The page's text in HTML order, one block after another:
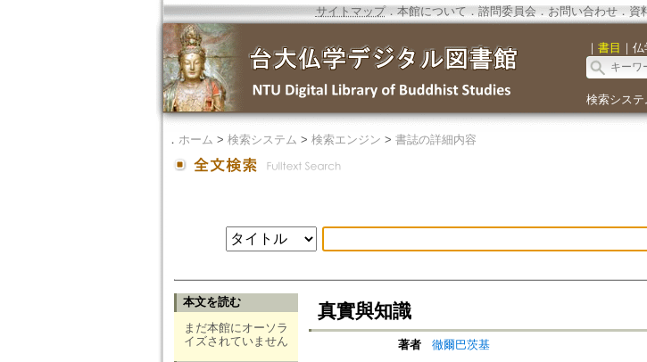
サイトマップ．本館について ． 諮問委員会． お問い合わせ． 資
｜ 書目 ｜ 仏
検索システ
． ホーム > 検索システム > 検索エンジン > 書誌の詳細内容
本文を読む
まだ本館にオーソラ
イズされていません
真實與知識
著者
徹爾巴茨基